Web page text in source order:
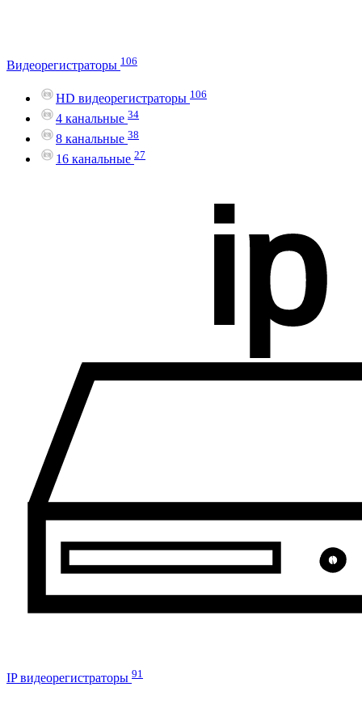
Видеорегистраторы 106
HD видеорегистраторы 106
4 канальные 34
8 канальные 38
16 канальные 27
IP видеорегистраторы 91